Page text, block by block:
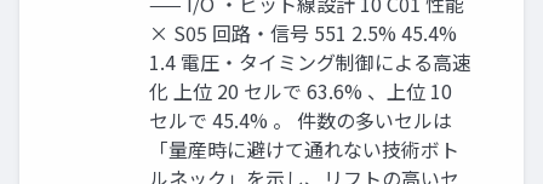
× S05 回路・信号 551 2.5% 45.4%
1.4 電圧・タイミング制御による高速
化 上位 20 セルで 63.6% 、上位 10
セルで 45.4% 。 件数の多いセルは
「量産時に避けて通れない技術ボト
ルネック」を示し、リフトの高いセ